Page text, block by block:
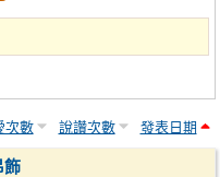
次數 說讚次數 發表日期
飾